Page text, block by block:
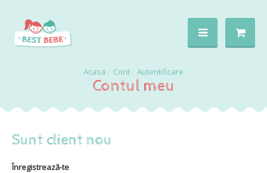
Cont Autentificare
Contul meu
Sunt client nou
Înregistrează-te